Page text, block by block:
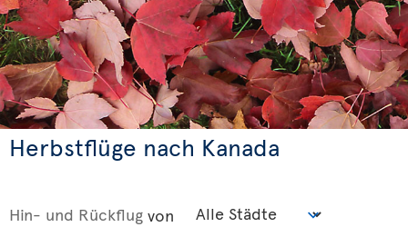
Herbstflüge nach Kanada
Hin- und Rückflug von